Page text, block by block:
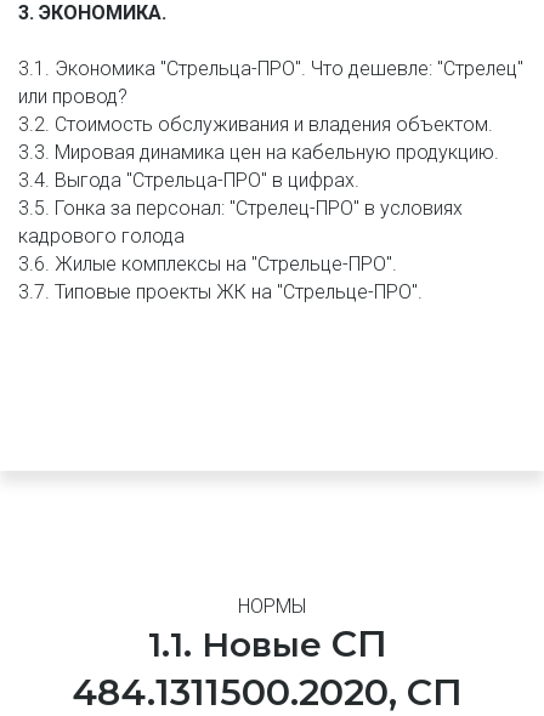
3. ЭКОНОМИКА.
3.1. Экономика "Стрельца-ПРО". Что дешевле: "Стрелец"
или провод?
3.2. Стоимость обслуживания и владения объектом.
3.3. Мировая динамика цен на кабельную продукцию.
3.4. Выгода "Стрельца-ПРО" в цифрах.
3.5. Гонка за персонал: "Стрелец-ПРО" в условиях
кадрового голода
3.6. Жилые комплексы на "Стрельце-ПРО".
3.7. Типовые проекты ЖК на "Стрельце-ПРО".
НОРМЫ
1.1. Новые СП
484.1311500.2020, СП